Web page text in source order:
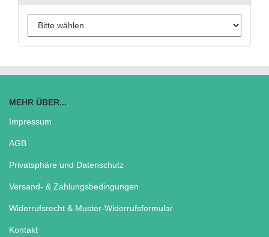
MEHR ÜBER...
Impressum
AGB
Privatsphäre und Datenschutz
Versand- & Zahlungsbedingungen
Widerrufsrecht & Muster-Widerrufsformular
Kontakt